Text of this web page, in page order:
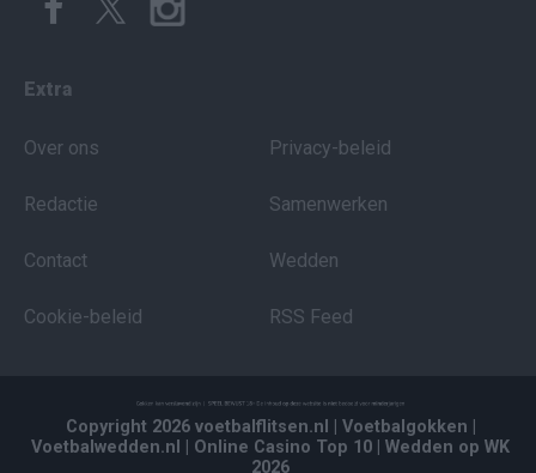
Extra
Over ons
Redactie
Contact
Cookie-beleid
Privacy-beleid
Samenwerken
Wedden
RSS Feed
Copyright 2026 voetbalflitsen.nl | Voetbalgokken
Voetbalwedden.nl
| Online Casino Top 10 | Wedden op WK
2026